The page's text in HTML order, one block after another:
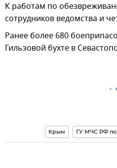
К работам по
сотрудников ведомства и
Ранее более 680
Гильзовой бухте в
Крым ГУ МЧС РФ